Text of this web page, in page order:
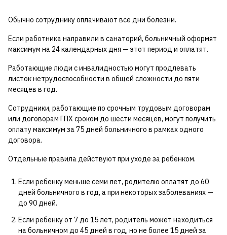
Обычно сотруднику оплачивают все дни болезни.
Если работника направили в санаторий, больничный оформят
максимум на 24 календарных дня — этот период и оплатят.
Работающие люди с инвалидностью могут продлевать
листок нетрудоспособности в общей сложности до пяти
месяцев в год.
Сотрудники, работающие по срочным трудовым договорам
или договорам ГПХ сроком до шести месяцев, могут получить
оплату максимум за 75 дней больничного в рамках одного
договора.
Отдельные правила действуют при уходе за ребенком.
Если ребенку меньше семи лет, родителю оплатят до 60
дней больничного в год, а при некоторых заболеваниях —
до 90 дней.
Если ребенку от 7 до 15 лет, родитель может находиться
на больничном до 45 дней в год, но не более 15 дней за